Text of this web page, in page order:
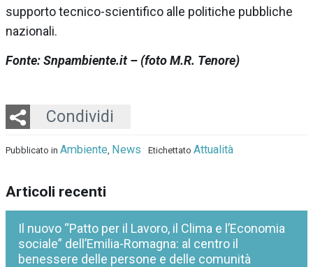
supporto tecnico-scientifico alle politiche pubbliche
nazionali.
Fonte: Snpambiente.it – (foto M.R. Tenore)
Condividi
Twitter
LinkedIn
Email
Whatsapp
Pubblicato in Ambiente, News Etichettato Attualità
Articoli recenti
Il nuovo “Patto per il Lavoro, il Clima e l’Economia
sociale” dell’Emilia-Romagna: al centro il
benessere delle persone e delle comunità